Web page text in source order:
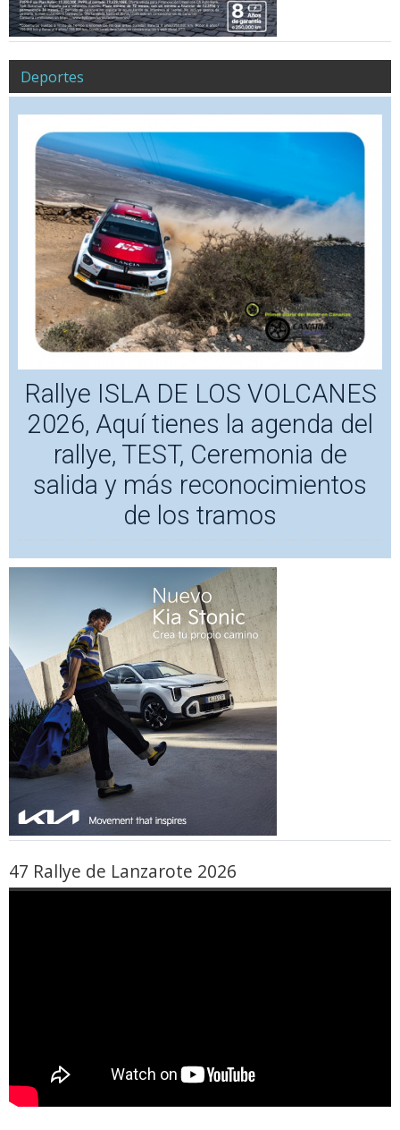
Deportes
Rallye ISLA DE LOS VOLCANES
2026, Aquí tienes la agenda del
rallye, TEST, Ceremonia de
salida y más reconocimientos
de los tramos
47 Rallye de Lanzarote 2026